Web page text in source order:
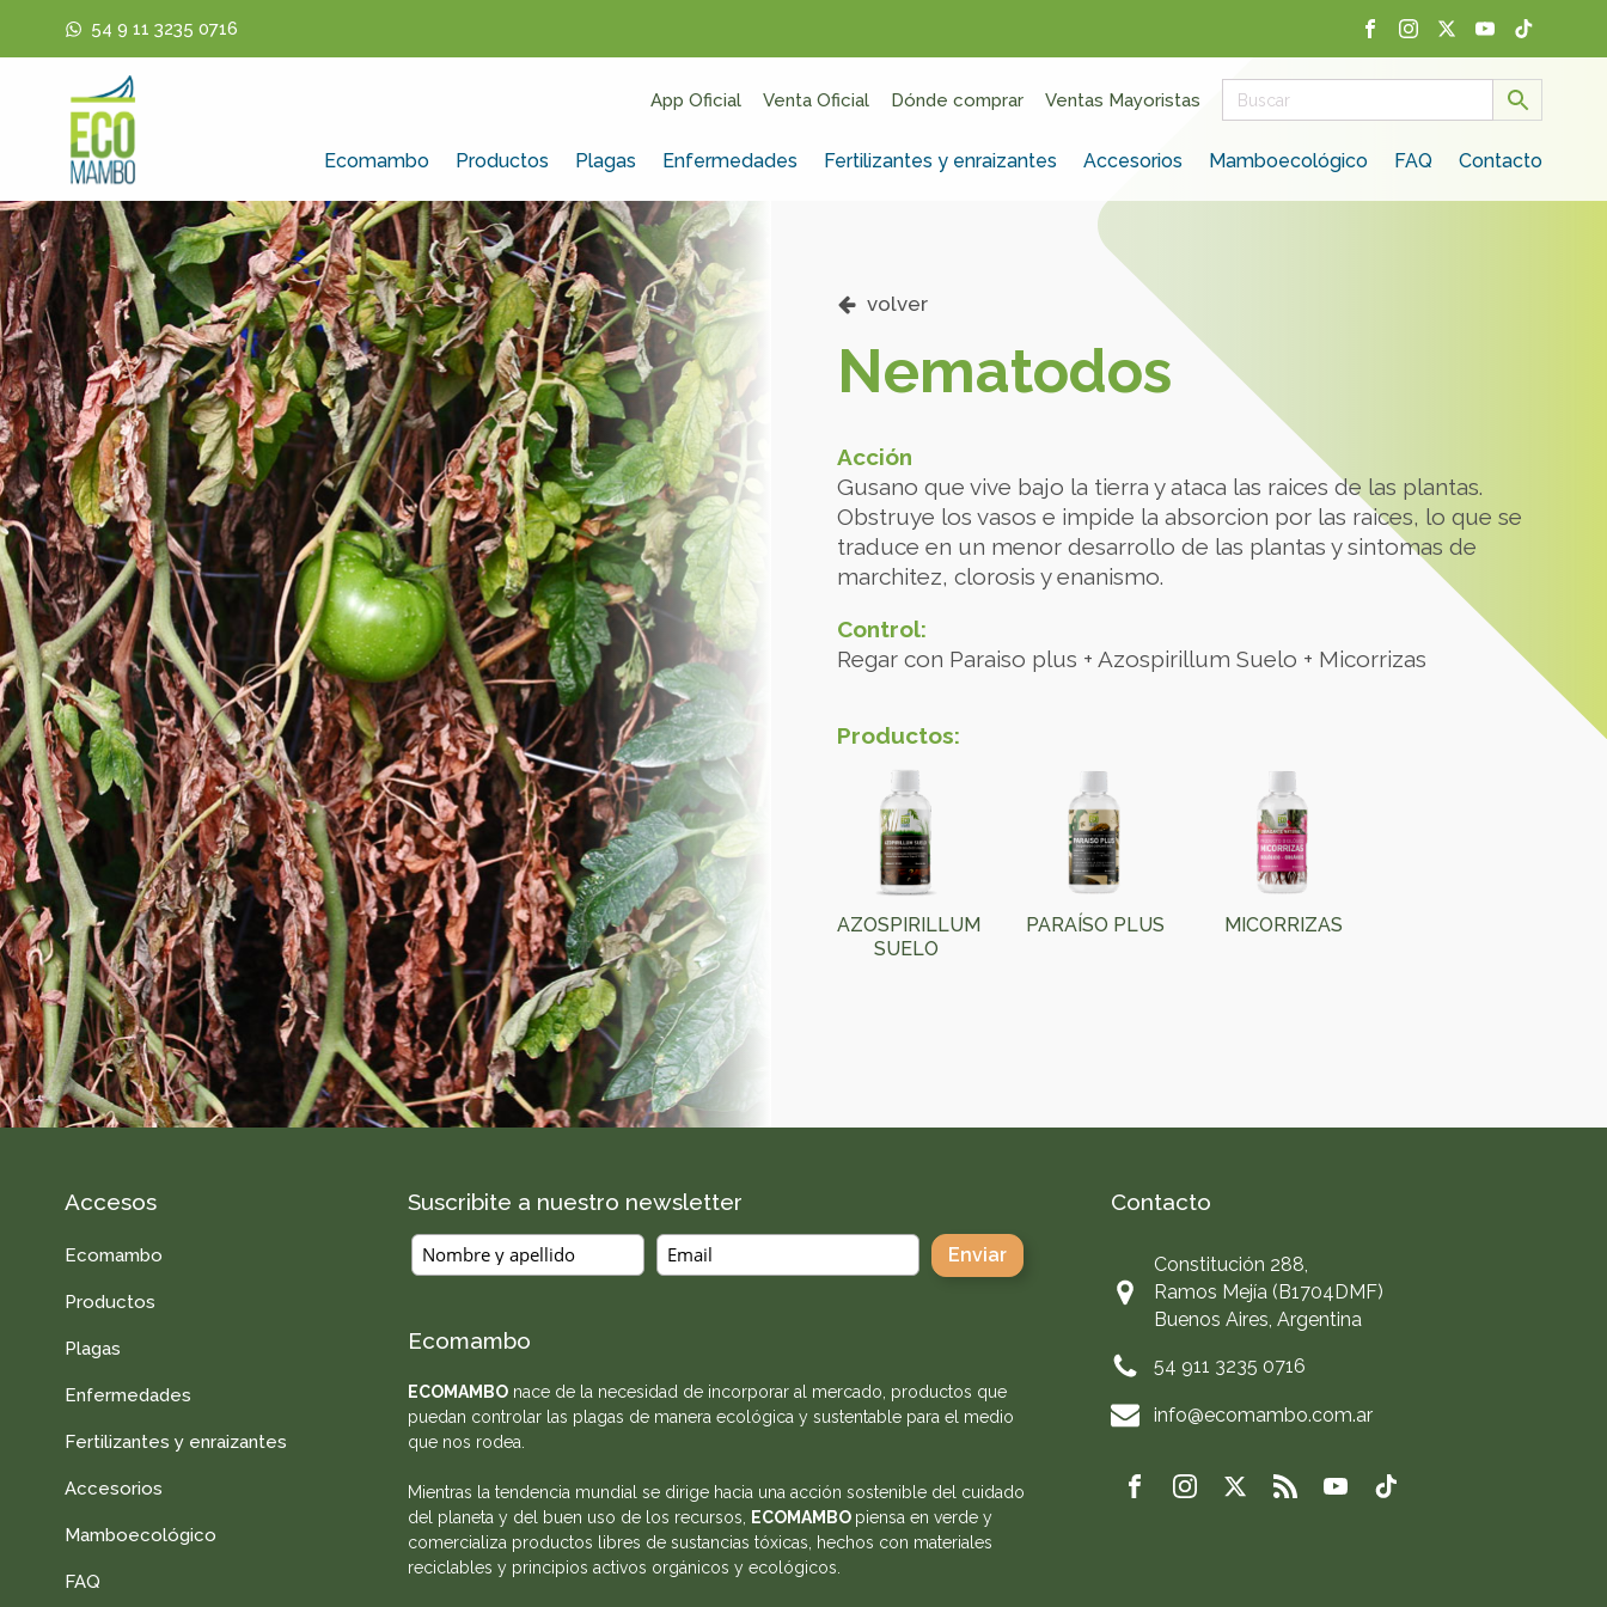
54 9 11 3235 0716
App Oficial Venta Oficial Dónde comprar Ventas Mayoristas
Ecomambo Productos Plagas Enfermedades Fertilizantes y enraizantes Accesorios Mamboecológico FAQ Contacto
volver
Nematodos
Acción
Gusano que vive bajo la tierra y ataca las raices de las plantas.
Obstruye los vasos e impide la absorcion por las raices, lo que se
traduce en un menor desarrollo de las plantas y sintomas de
marchitez, clorosis y enanismo.
Control:
Regar con Paraiso plus + Azospirillum Suelo + Micorrizas
Productos:
AZOSPIRILLUM
SUELO
PARAÍSO PLUS MICORRIZAS
Accesos
Ecomambo
Productos
Plagas
Enfermedades
Fertilizantes y enraizantes
Accesorios
Mamboecológico
FAQ
Suscribite a nuestro newsletter
Ecomambo
ECOMAMBO nace de la necesidad de incorporar al mercado, productos que
puedan controlar las plagas de manera ecológica y sustentable para el medio
que nos rodea.
Mientras la tendencia mundial se dirige hacia una acción sostenible del cuidado
del planeta y del buen uso de los recursos,
ECOMAMBO piensa en verde y
comercializa productos libres de sustancias tóxicas, hechos con materiales
reciclables y principios activos orgánicos y ecológicos.
Contacto
Constitución 288,
Ramos Mejía (B1704DMF)
Buenos Aires, Argentina
54 911 3235 0716
info@ecomambo.com.ar